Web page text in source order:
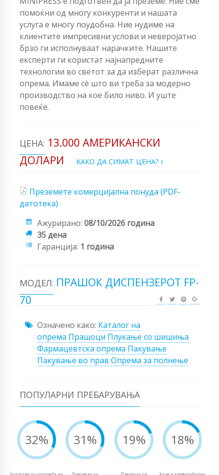
помоќни од многу конкуренти и нашата
услуга е многу поудобна. Ние нудиме на
клиентите импресивни услови и неверојатно
брзо ги исполнуваат нарачките. Нашите
експерти ги користат најнапредните
технологии во светот за да изберат различна
опрема. Имаме сè што ви треба за модерно
производство на кое било ниво. И уште
повеќе.
ЦЕНА: 13.000 АМЕРИКАНСКИ
ДОЛАРИ
КАКО ДА СИМАТ ЦЕНА?
Преземете комерцијална понуда (PDF-
датотека)
Ажурирано: 08/10/2026 година
35 дена
Гаранција: 1 година
МОДЕЛ: ПРАШОК ДИСПЕНЗЕРОТ FP-
70
Означено како: Каталог на
опрема Прашоци Плукање со шишиња
Фармацевтска опрема Пакување
Пакување во прав Опрема за полнење
ПОПУЛАРНИ ПРЕБАРУВАЊА
32% 31% 19% 18%